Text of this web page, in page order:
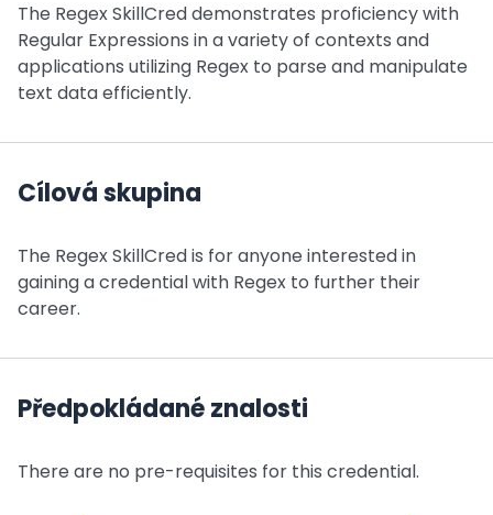
The Regex SkillCred demonstrates proficiency with
Regular Expressions in a variety of contexts and
applications utilizing Regex to parse and manipulate
text data efficiently.
Cílová skupina
The Regex SkillCred is for anyone interested in
gaining a credential with Regex to further their
career.
Předpokládané znalosti
There are no pre-requisites for this credential.